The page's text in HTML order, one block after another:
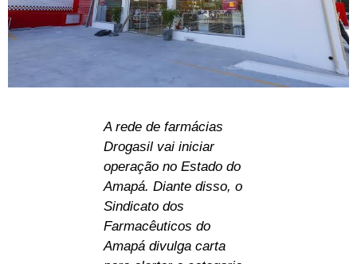
A rede de farmácias
Drogasil vai iniciar
operação no Estado do
Amapá. Diante disso, o
Sindicato dos
Farmacêuticos do
Amapá divulga carta